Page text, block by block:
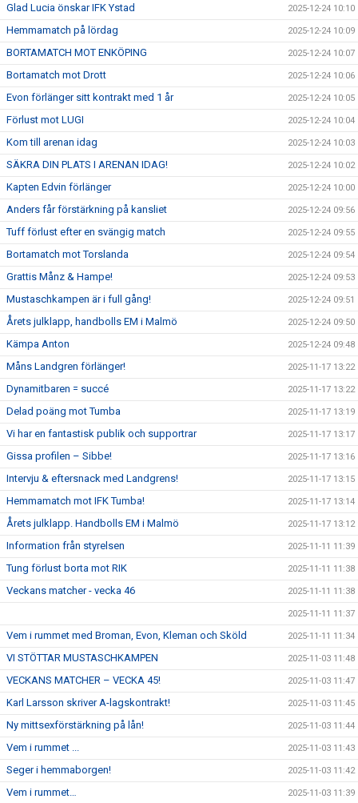
Glad Lucia önskar IFK Ystad 2025-12-24 10:10
Hemmamatch på lördag 2025-12-24 10:09
BORTAMATCH MOT ENKÖPING 2025-12-24 10:07
Bortamatch mot Drott 2025-12-24 10:06
Evon förlänger sitt kontrakt med 1 år 2025-12-24 10:05
Förlust mot LUGI 2025-12-24 10:04
Kom till arenan idag 2025-12-24 10:03
SÄKRA DIN PLATS I ARENAN IDAG! 2025-12-24 10:02
Kapten Edvin förlänger 2025-12-24 10:00
Anders får förstärkning på kansliet 2025-12-24 09:56
Tuff förlust efter en svängig match 2025-12-24 09:55
Bortamatch mot Torslanda 2025-12-24 09:54
Grattis Månz & Hampe! 2025-12-24 09:53
Mustaschkampen är i full gång! 2025-12-24 09:51
Årets julklapp, handbolls EM i Malmö 2025-12-24 09:50
Kämpa Anton 2025-12-24 09:48
Måns Landgren förlänger! 2025-11-17 13:22
Dynamitbaren = succé 2025-11-17 13:22
Delad poäng mot Tumba 2025-11-17 13:19
Vi har en fantastisk publik och supportrar 2025-11-17 13:17
Gissa profilen – Sibbe! 2025-11-17 13:16
Intervju & eftersnack med Landgrens! 2025-11-17 13:15
Hemmamatch mot IFK Tumba! 2025-11-17 13:14
Årets julklapp. Handbolls EM i Malmö 2025-11-17 13:12
Information från styrelsen 2025-11-11 11:39
Tung förlust borta mot RIK 2025-11-11 11:38
Veckans matcher - vecka 46 2025-11-11 11:38
2025-11-11 11:37
Vem i rummet med Broman, Evon, Kleman och Sköld 2025-11-11 11:34
VI STÖTTAR MUSTASCHKAMPEN 2025-11-03 11:48
VECKANS MATCHER – VECKA 45! 2025-11-03 11:47
Karl Larsson skriver A-lagskontrakt! 2025-11-03 11:45
Ny mittsexförstärkning på lån! 2025-11-03 11:44
Vem i rummet ... 2025-11-03 11:43
Seger i hemmaborgen! 2025-11-03 11:42
Vem i rummet… 2025-11-03 11:39